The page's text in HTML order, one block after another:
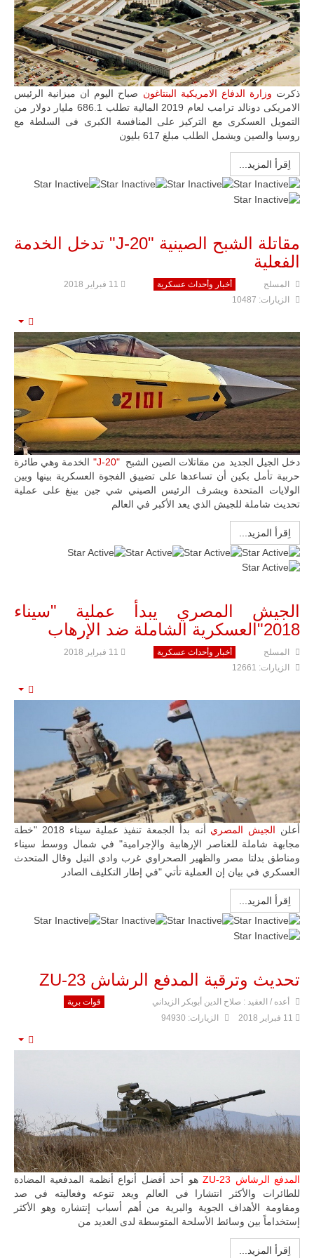
ذكرت وزارة الدفاع الامريكية البنتاغون صباح اليوم ان ميزانية الرئيس
الامريكى دونالد ترامب لعام 2019 المالية تطلب 686.1 مليار دولار من
التمويل العسكرى مع التركيز على المنافسة الكبرى فى السلطة مع
روسيا والصين ويشمل الطلب مبلغ 617 بليون
اِقرأ المزيد...
مقاتلة الشبح الصينية "J-20" تدخل الخدمة
الفعلية
المسلح أخبار وأحداث عسكرية
11 فبراير 2018
الزيارات: 10487
دخل الجيل الجديد من مقاتلات الصين الشبح"J-20"
الخدمة وهي طائرة
حربية تأمل بكين أن تساعدها على تضييق الفجوة العسكرية بينها وبين
الولايات المتحدة ويشرف الرئيس الصيني شي جين بينغ على عملية
تحديث شاملة للجيش الذي يعد الأكبر في العالم
اِقرأ المزيد...
تقييم
المستخدم:5
/
الجيش المصري يبدأ عملية "سيناء
2018"العسكرية الشاملة ضد الإرهاب
المسلح أخبار وأحداث عسكرية
11 فبراير 2018
الزيارات: 12661
أعلن الجيش المصري
أنه بدأ الجمعة تنفيذ عملية سيناء 2018 "خطة
مجابهة شاملة للعناصر الإرهابية والإجرامية" في شمال ووسط سيناء
ومناطق بدلتا مصر والظهير الصحراوي غرب وادي النيل وقال المتحدث
العسكري في بيان إن العملية تأتي "في إطار التكليف الصادر
اِقرأ المزيد...
تحديث وترقية المدفع الرشاش ZU-23
أعده / العقيد : صلاح الدين أبوبكر الزيداني
قوات برية
11 فبراير 2018
الزيارات: 94930
المدفع الرشاش ZU-23
هو أحد أفضل أنواع أنظمة المدفعية المضادة
للطائرات والأكثر انتشارا في العالم ويعد تنوعه وفعاليته في صد
ومقاومة الأهداف الجوية والبرية من أهم أسباب إنتشاره وهو الأكثر
إستخداماً بين وسائط الأسلحة المتوسطة لدى العديد من
اِقرأ المزيد...